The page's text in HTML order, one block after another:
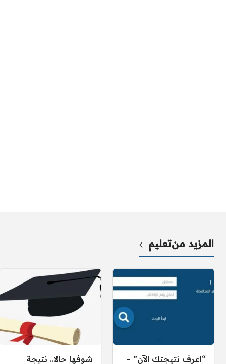
المزيد منتعليم
“اعرف نتيجتك الآن” – شوفها حالا.. نتيجة